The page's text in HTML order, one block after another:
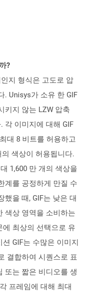
?
지 형식은 고도로 압
. Unisys가 소유 한 GIF
키지 않는 LZW 압축
각 이미지에 대해 GIF
대 8 비트를 허용하고
색상이 허용됩니다.
1,600 만 개의 색상을
계를 공정하게 만질 수
했을 때, GIF는 낮은 대
색상 영역을 소비하는
최상의 선택으로 유
GIF는 수많은 이미지
결합하여 시퀀스로 표
또는 짧은 비디오를 생
프레임에 대해 최대